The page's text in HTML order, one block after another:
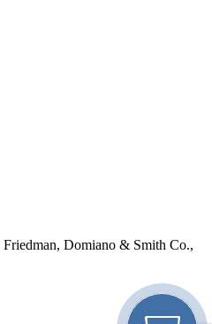
Friedman, Domiano & Smith Co.,